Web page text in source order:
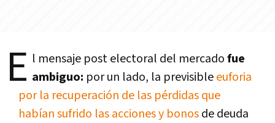
E l mensaje post electoral del mercadofue
ambiguo: por un lado, la previsibleeuforia
por la recuperación de las pérdidas que
habían sufrido las acciones y bonosde deuda